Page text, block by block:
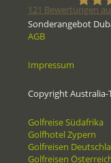
121 Bewertungen
Sonderangebot
AGB
Impressum
Copyright
Golfreise Südafrika
Golfhotel Zypern
Golfreisen
Golfreisen